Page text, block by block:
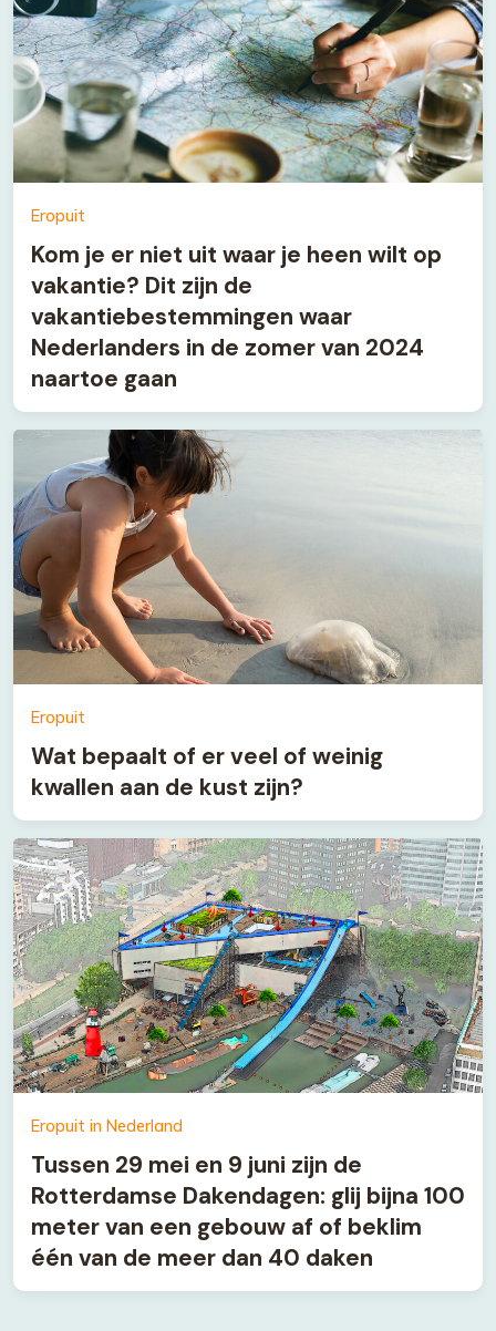
Eropuit
Kom je er niet uit waar je heen wilt op
vakantie? Dit zijn de
vakantiebestemmingen waar
Nederlanders in de zomer van 2024
naartoe gaan
Eropuit
Wat bepaalt of er veel of weinig
kwallen aan de kust zijn?
Eropuit in Nederland
Tussen 29 mei en 9 juni zijn de
Rotterdamse Dakendagen: glij bijna 100
meter van een gebouw af of beklim
één van de meer dan 40 daken